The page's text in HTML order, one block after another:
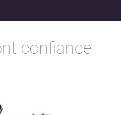
confiance